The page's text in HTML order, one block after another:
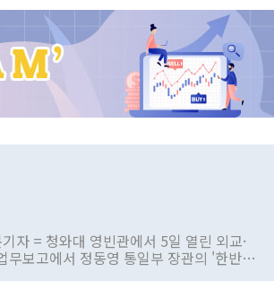
자 = 청와대 영빈관에서 5일 열린 외교·
무보고에서 정동영 통일부 장관의 '한반도